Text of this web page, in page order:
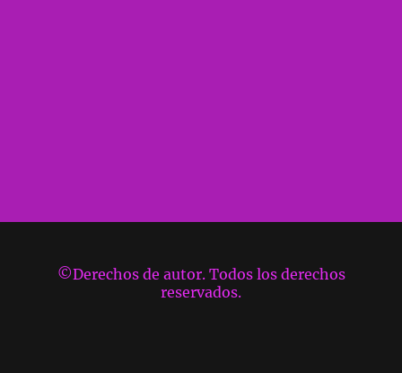
©Derechos de autor. Todos los derechos
reservados.